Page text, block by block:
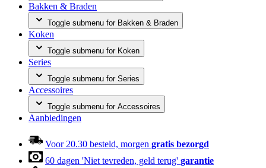
Bakken & Braden
Toggle submenu for Bakken & Braden
Koken
Toggle submenu for Koken
Series
Toggle submenu for Series
Accessoires
Toggle submenu for Accessoires
Aanbiedingen
Voor 20.30 besteld, morgen gratis bezorgd
60 dagen 'Niet tevreden, geld terug' garantie